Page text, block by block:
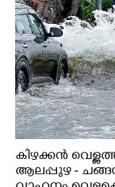
കിഴക്കൻ
ആലപ്പുഴ -